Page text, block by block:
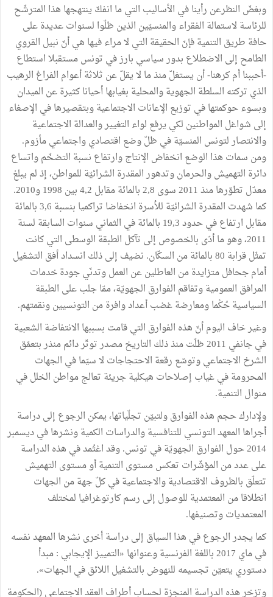
وبغضّ النظرعن رأينا في الأساليب التي ما انفكّ ينتهجها هذا المترشّح
للرئاسة لاستمالة الفقراء والمنسيّين الذين ظلّوا لسنوات عديدة على
حافة طريق التنمية فإنّ الحقيقة التي لا مراء فيها هي أنّ نبيل القروي
الطامح إلى الاضطلاع بدور سياسي بارز في تونس مستقبلا استطاع
-أحببنا أم كرهنا- أن يستغلّ منذ ما لا يقلّ عن ثلاثة أعوام الفراغ الرهيب
الذي تركته السلطة الجهوية والمحلية بغيابها أحيانا كثيرة عن الميدان
وبسوء حوكمتها في توزيع الإعانات الاجتماعية وبتقصيرها في الإصغاء
إلى شواغل المواطنين لكي يرفع لواء التغيير والعدالة الاجتماعية
والانتصار لتونس المنسيّة في ظلّ وضع اقتصادي واجتماعي مأزوم.
ومن سمات هذا الوضع انخفاض الإنتاج وارتفاع نسبة التضخّم واتساع
دائرة التهميش والحرمان وتدهور المقدرة الشرائيّة للمواطن، إذ لم يبلغ
معدّل تطوّرها منذ 2011 سوى 2,8 بالمائة مقابل 4,2 بين 1998 و2010.
كما شهدت المقدرة الشرائيّة للأسرة انخفاضا تراكميا بنسبة 3,6 بالمائة
مقابل ارتفاع في حدود 19,3 بالمائة في الثماني سنوات السابقة لسنة
2011، وهو ما أدّى بالخصوص إلى تآكل الطبقة الوسطى التي كانت
تمثّل قرابة 80 بالمائة من السكّان. نضيف إلى ذلك انسداد أفق التشغيل
أمام جحافل متزايدة من العاطلين عن العمل وتدنّي جودة خدمات
المرافق العمومية وتفاقم الفوارق الجهويّة، ممّا جلب على الطبقة
السياسية حُكْما ومعارضة غضب أعداد وافرة من التونسيين ونقمتهم.
وغير خاف اليوم أنّ هذه الفوارق التي قامت بسببها الانتفاضة الشعبية
في جانفي 2011 ظلّت منذ ذلك التاريخ مصدر توتّر دائم منذر بتعمّق
الشرخ الاجتماعي وتوسّع رقعة الاحتجاجات لا سيّما في الجهات
المحرومة في غياب إصلاحات هيكلية جريئة تعالج مواطن الخلل في
منوال التنمية.
ولإدارك حجم هذه الفوارق ولتبيّن تجلّياتها، يمكن الرجوع إلى دراسة
أجراها المعهد التونسي للتنافسية والدراسات الكمية ونشرها في ديسمبر
2014 حول الفوارق الجهويّة في تونس. وقد اعْتُمد في هذه الدراسة
على عدد من المؤشّرات تعكس مستوى التنمية أو مستوى التهميش
تتعلّق بالظروف الاقتصادية والاجتماعية في كلّ جهة من الجهات
انطلاقا من المعتمدية للوصول إلى رسم كارتوغرافيا لمختلف
المعتمديات وتصنيفها.
كما يجدر الرجوع في هذا السياق إلى دراسة أخرى نشرها المعهد نفسه
في ماي 2017 باللغة الفرنسية وعنوانها «التمييز الإيجابي : مبدأ
دستوري يتعيّن تجسيمه للنهوض بالتشغيل اللائق في الجهات».
وتزخر هذه الدراسة المنجزة لحساب أطراف العقد الاجتماعي (الحكومة